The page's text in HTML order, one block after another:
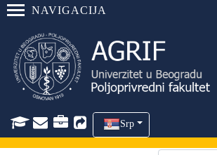
NAVIGACIJA
Srp